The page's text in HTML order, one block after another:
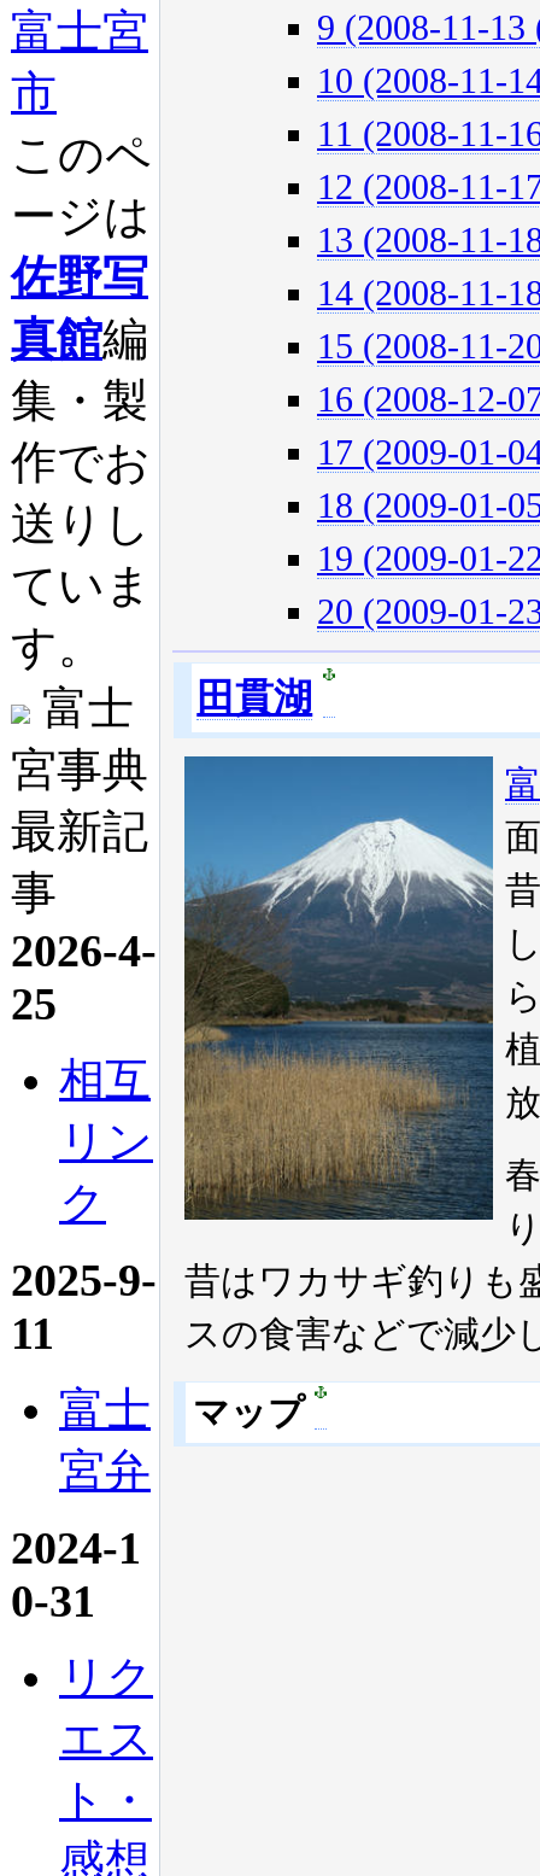
このペ
ージは
佐野写
真館編
集・製
作でお
送りし
ていま
す。
富士
宮事典
最新記
事
2026-4-
25
相互
リン
ク
2025-9-
11
富士
宮弁
2024-1
0-31
リク
エス
ト・
感想
9 (2008-11-
10 (2008-11-
11 (2008-11-
12 (2008-11-
13 (2008-11-
14 (2008-11-
15 (2008-11-
16 (2008-12-
17 (2009-01-
18 (2009-01-
19 (2009-01-
20 (2009-01-
田貫湖
昔はワカサギ釣りも
スの食害などで減少
マップ